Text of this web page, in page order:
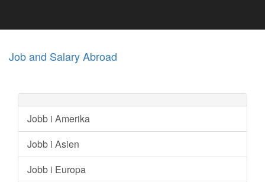
Job and Salary Abroad
Jobb i Amerika
Jobb i Asien
Jobb i Europa